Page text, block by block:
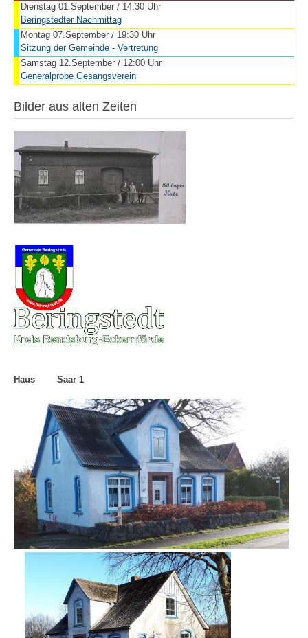
Dienstag 01.September / 14:30 Uhr
Beringstedter Nachmittag
Montag 07.September / 19:30 Uhr
Sitzung der Gemeinde - Vertretung
Samstag 12.September / 12:00 Uhr
Generalprobe Gesangsverein
Bilder aus alten Zeiten
Haus Saar 1